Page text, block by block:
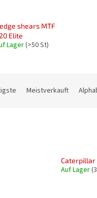
shears MTF
Elite
Lager(>50 St)
Meistverkauft
Caterpillar
Auf Lager